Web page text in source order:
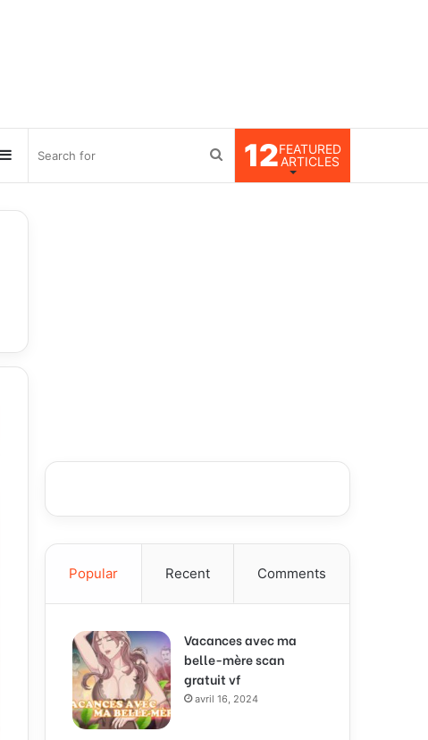
12FEATURED
ARTICLES
Search
Sidebar
Popular Recent Comments
Vacances avec ma
belle-mère scan
gratuit vf
avril 16, 2024